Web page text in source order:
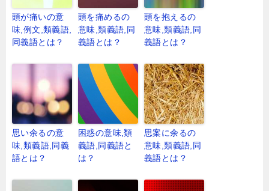
頭が痛いの意
味,例文,類義語,
同義語とは？
頭を痛めるの
意味,類義語,同
義語とは？
頭を抱えるの
意味,類義語,同
義語とは？
思い余るの意
味,類義語,同義
語とは？
困惑の意味,類
義語,同義語と
は？
思案に余るの
意味,類義語,同
義語とは？